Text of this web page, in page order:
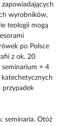
wyrobników,
teologii mogą
po Polsce
z ok. 20
+ 4
przypadek
seminaria. Otóż